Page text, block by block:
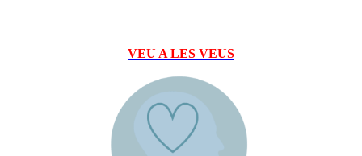
VEU A LES VEUS